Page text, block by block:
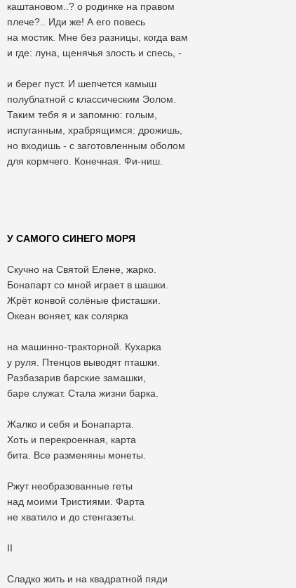
каштановом..? о родинке на правом
плече?.. Иди же! А его повесь
на мостик. Мне без разницы, когда вам
и где: луна, щенячья злость и спесь, -
и берег пуст. И шепчется камыш
полублатной с классическим Эолом.
Таким тебя я и запомню: голым,
испуганным, храбрящимся: дрожишь,
но входишь - с заготовленным оболом
для кормчего. Конечная. Фи-ниш.
У САМОГО СИНЕГО МОРЯ
Скучно на Святой Елене, жарко.
Бонапарт со мной играет в шашки.
Жрёт конвой солёные фисташки.
Океан воняет, как солярка
на машинно-тракторной. Кухарка
у руля. Птенцов выводят пташки.
Разбазарив барские замашки,
баре служат. Стала жизни барка.
Жалко и себя и Бонапарта.
Хоть и перекроенная, карта
бита. Все разменяны монеты.
Ржут необразованные геты
над моими Тристиями. Фарта
не хватило и до стенгазеты.
II
Сладко жить и на квадратной пяди